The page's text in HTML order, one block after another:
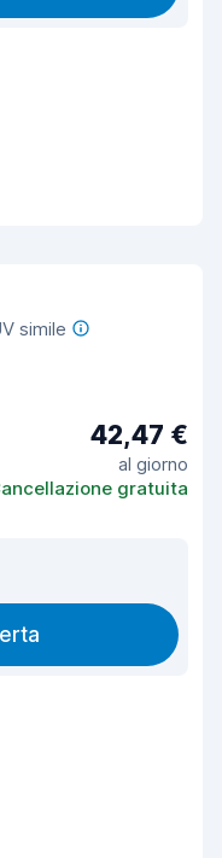
simile
42,47 €
al giorno
gratuita